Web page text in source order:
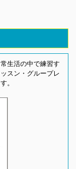
生活の中で練習す
スン・グループレ
。